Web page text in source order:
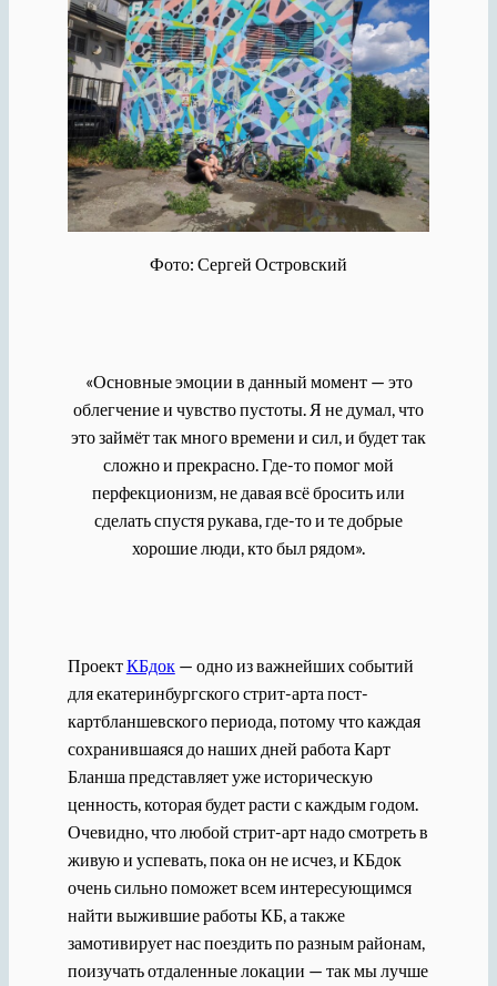
Фото: Сергей Островский
«Основные эмоции в данный момент — это
облегчение и чувство пустоты. Я не думал, что
это займёт так много времени и сил, и будет так
сложно и прекрасно. Где-то помог мой
перфекционизм, не давая всё бросить или
сделать спустя рукава, где-то и те добрые
хорошие люди, кто был рядом».
ПроектКБдок— одно из важнейших событий
для екатеринбургского стрит-арта пост-
картбланшевского периода, потому что каждая
сохранившаяся до наших дней работа Карт
Бланша представляет уже историческую
ценность, которая будет расти с каждым годом.
Очевидно, что любой стрит-арт надо смотреть в
живую и успевать, пока он не исчез, и КБдок
очень сильно поможет всем интересующимся
найти выжившие работы КБ, а также
замотивирует нас поездить по разным районам,
поизучать отдаленные локации — так мы лучше